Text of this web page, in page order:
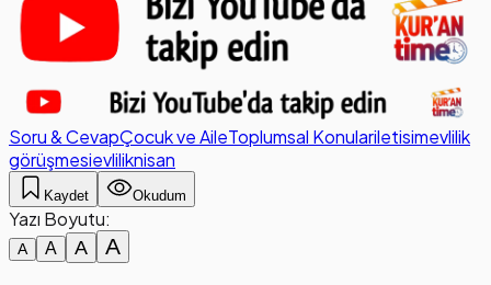
Soru & CevapÇocuk ve AileToplumsal Konulariletisimevlilik
görüşmesievliliknisan
Kaydet Okudum
Yazı Boyutu:
A A A A